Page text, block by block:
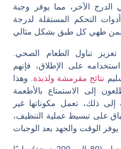
الآخر، مما يوفر وجبة
التحكم المستقلة لدرجة
تناول الطعام الصحي.
على الإطلاق، فإنهم
نتائج مقرمشة ولذيذة . وهذا
إلى الاستمتاع بالأطعمة
إلى ذلك، تعمل مكوناتها غير
على تبسيط عملية التنظيف،